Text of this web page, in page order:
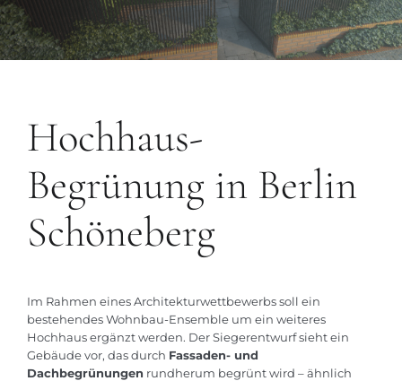
Hochhaus-
Begrünung in Berlin
Schöneberg
Im Rahmen eines Architekturwettbewerbs soll ein
bestehendes Wohnbau-Ensemble um ein weiteres
Hochhaus ergänzt werden. Der Siegerentwurf sieht ein
Gebäude vor, das durch Fassaden- und
Dachbegrünungen rundherum begrünt wird – ähnlich